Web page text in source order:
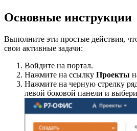
Основные инструкции
Выполните эти простые действия,
свои активные задачи:
Войдите на портал.
Нажмите на ссылку Проекты
Нажмите на черную стрелку
левой боковой панели и